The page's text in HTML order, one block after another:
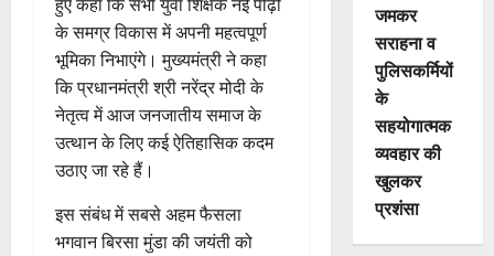
हुए कहा कि सभी युवा शिक्षक नई पीढ़ी
के समग्र विकास में अपनी महत्वपूर्ण
भूमिका निभाएंगे। मुख्यमंत्री ने कहा
कि प्रधानमंत्री श्री नरेंद्र मोदी के
नेतृत्व में आज जनजातीय समाज के
उत्थान के लिए कई ऐतिहासिक कदम
उठाए जा रहे हैं।
इस संबंध में सबसे अहम फैसला
भगवान बिरसा मुंडा की जयंती को
जमकर
सराहना व
पुलिसकर्मियों
के
सहयोगात्मक
व्यवहार की
खुलकर
प्रशंसा